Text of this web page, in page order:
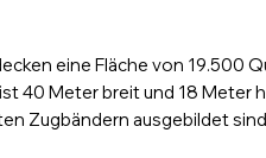
eine Fläche von 19.500
40 Meter breit und 18 Meter
Zugbändern ausgebildet